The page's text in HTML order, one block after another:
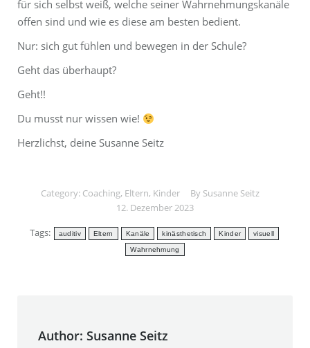
für sich selbst weiß, welche seiner Wahrnehmungskanäle
offen sind und wie es diese am besten bedient.
Nur: sich gut fühlen und bewegen in der Schule?
Geht das überhaupt?
Geht!!
Du musst nur wissen wie!
Herzlichst, deine Susanne Seitz
Category: Coaching, Eltern, Kinder By Susanne Seitz
12. Dezember 2023
Tags:
auditiv Eltern Kanäle kinästhetisch Kinder visuell
Wahrnehmung
Author: Susanne Seitz